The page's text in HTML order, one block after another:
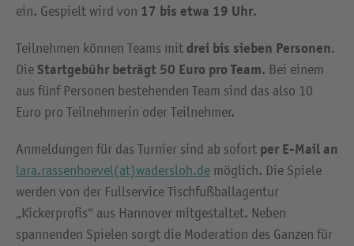
ein. Gespielt wird von 17 bis etwa 19 Uhr.
Teilnehmen können Teams mit drei bis sieben Personen.
Die Startgebühr beträgt 50 Euro pro Team. Bei einem
aus fünf Personen bestehenden Team sind das also 10
Euro pro Teilnehmerin oder Teilnehmer.
Anmeldungen für das Turnier sind ab sofort per E-Mail an
lara.rassenhoevel(at)wadersloh.de möglich. Die Spiele
werden von der Fullservice Tischfußballagentur
„Kickerprofis“ aus Hannover mitgestaltet. Neben
spannenden Spielen sorgt die Moderation des Ganzen für